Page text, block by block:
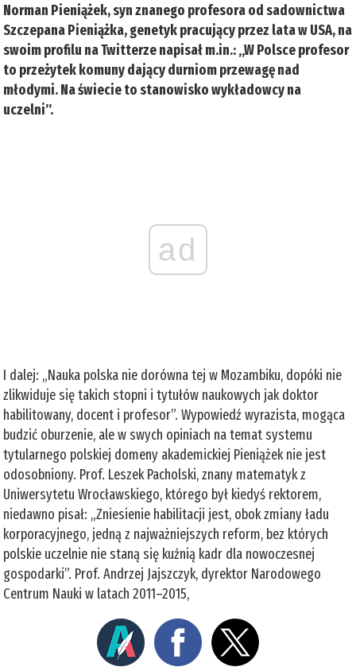
Norman Pieniążek, syn znanego profesora od sadownictwa
Szczepana Pieniążka, genetyk pracujący przez lata w USA, na
swoim profilu na Twitterze napisał m.in.: „W Polsce profesor
to przeżytek komuny dający durniom przewagę nad
młodymi. Na świecie to stanowisko wykładowcy na
uczelni”.
ad
I dalej: „Nauka polska nie dorówna tej w Mozambiku, dopóki nie
zlikwiduje się takich stopni i tytułów naukowych jak doktor
habilitowany, docent i profesor”. Wypowiedź wyrazista, mogąca
budzić oburzenie, ale w swych opiniach na temat systemu
tytularnego polskiej domeny akademickiej Pieniążek nie jest
odosobniony. Prof. Leszek Pacholski, znany matematyk z
Uniwersytetu Wrocławskiego, którego był kiedyś rektorem,
niedawno pisał: „Zniesienie habilitacji jest, obok zmiany ładu
korporacyjnego, jedną z najważniejszych reform, bez których
polskie uczelnie nie staną się kuźnią kadr dla nowoczesnej
gospodarki”. Prof. Andrzej Jajszczyk, dyrektor Narodowego
Centrum Nauki w latach 2011–2015,